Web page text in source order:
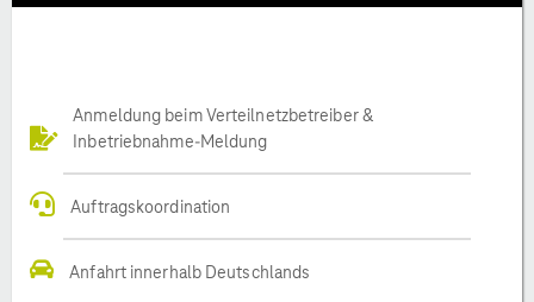
Anmeldung beim Verteilnetzbetreiber &
Inbetriebnahme-Meldung
Auftragskoordination
Anfahrt innerhalb Deutschlands